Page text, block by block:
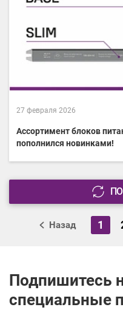
27 февраля 2026
Ассортимент блоков
пополнился новинками!
Назад 1
Подпишитесь
специальные